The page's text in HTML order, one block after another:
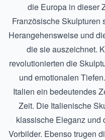
die Europa in dieser
Französische Skulpturen
Herangehensweise und
die sie auszeichnet.
revolutionierten die
und emotionalen
Italien ein bedeutendes
Zeit. Die Italienische
klassische Eleganz und
Vorbilder. Ebenso trugen